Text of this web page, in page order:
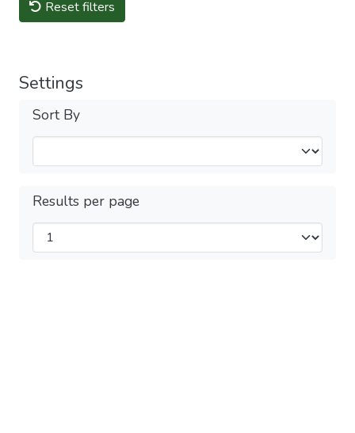
Reset filters
Settings
Sort By
Results per page